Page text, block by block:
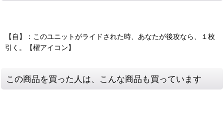
【自】：このユニットがライドされた時、あなたが後攻なら、１枚
引く。【櫂アイコン】
この商品を買った人は、こんな商品も買っています